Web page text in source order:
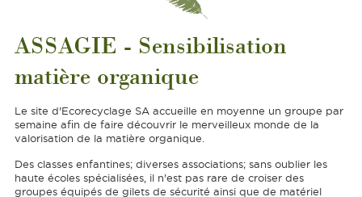
ASSAGIE - Sensibilisation
matière organique
Le site d'Ecorecyclage SA accueille en moyenne un groupe par
semaine afin de faire découvrir le merveilleux monde de la
valorisation de la matière organique.
Des classes enfantines; diverses associations; sans oublier les
haute écoles spécialisées, il n'est pas rare de croiser des
groupes équipés de gilets de sécurité ainsi que de matériel